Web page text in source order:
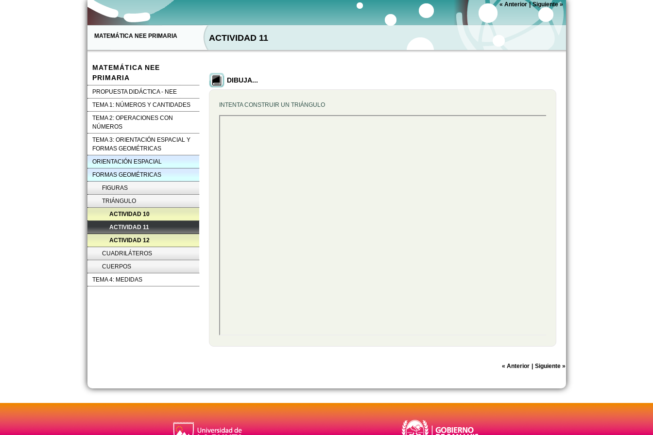
MATEMÁTICA NEE PRIMARIA
MATEMÁTICA NEE
PRIMARIA
PROPUESTA DIDÁCTICA - NEE
TEMA 1: NÚMEROS Y CANTIDADES
TEMA 2: OPERACIONES CON
NÚMEROS
TEMA 3: ORIENTACIÓN ESPACIAL Y
FORMAS GEOMÉTRICAS
ORIENTACIÓN ESPACIAL
FORMAS GEOMÉTRICAS
FIGURAS
TRIÁNGULO
ACTIVIDAD 10
ACTIVIDAD 11
ACTIVIDAD 12
CUADRILÁTEROS
CUERPOS
TEMA 4: MEDIDAS
« Anterior|Siguiente»
ACTIVIDAD 11
DIBUJA...
INTENTA CONSTRUIR UN TRIÁNGULO
« Anterior Siguiente»